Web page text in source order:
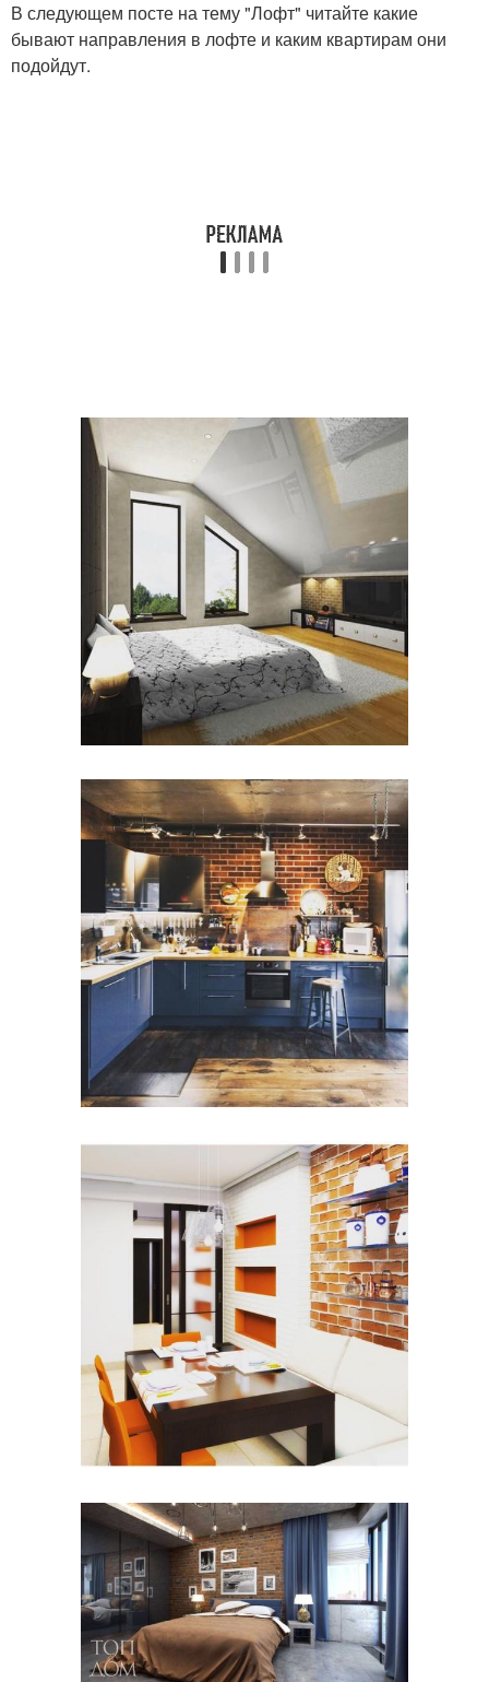
В следующем посте на тему "Лофт" читайте какие
бывают направления в лофте и каким квартирам они
подойдут.